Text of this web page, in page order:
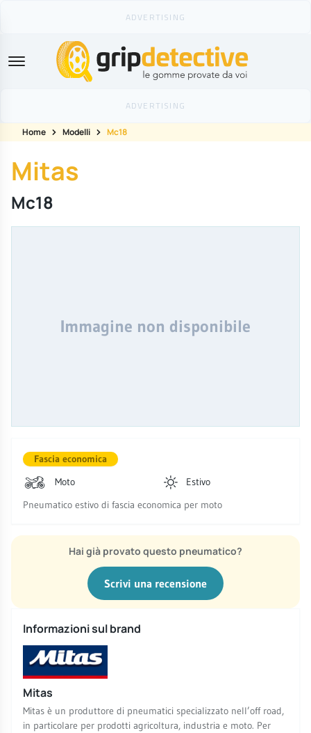
GripDetective
Home Modelli Mc18
Mitas
Mc18
Immagine non disponibile
Fascia economica
Moto
Estivo
Pneumatico estivo di fascia economica per moto
Hai già provato questo pneumatico?
Scrivi una recensione
Informazioni sul brand
Mitas
Mitas è un produttore di pneumatici specializzato nell’off road,
in particolare per prodotti agricoltura, industria e moto. Per